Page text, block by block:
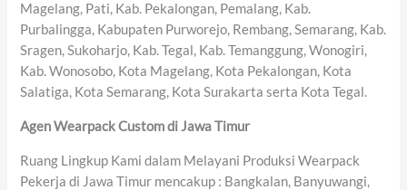
Magelang, Pati, Kab. Pekalongan, Pemalang, Kab.
Purbalingga, Kabupaten Purworejo, Rembang, Semarang, Kab.
Sragen, Sukoharjo, Kab. Tegal, Kab. Temanggung, Wonogiri,
Kab. Wonosobo, Kota Magelang, Kota Pekalongan, Kota
Salatiga, Kota Semarang, Kota Surakarta serta Kota Tegal.
Agen Wearpack Custom di Jawa Timur
Ruang Lingkup Kami dalam Melayani Produksi Wearpack
Pekerja di Jawa Timur mencakup : Bangkalan, Banyuwangi,